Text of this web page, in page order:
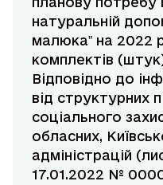
натуральній
малюкаˮ на 2022
комплектів
Відповідно до
від структурних
соціального
обласних,
адміністрацій
17.01.2022 №